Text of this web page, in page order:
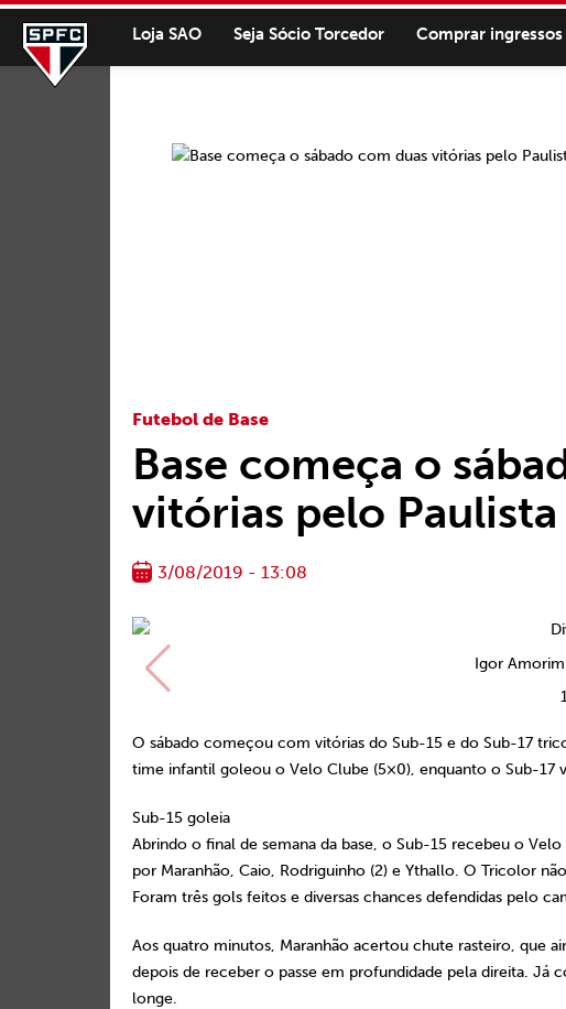
Loja SAO Seja Sócio Torcedor Comprar ingressos
Futebol de Base
Base começa o
vitórias pelo Paulista
3/08/2019 - 13:08
Igor
O sábado começou com vitórias do Sub-15 e do Sub-17
time infantil goleou o Velo Clube (5×0), enquanto o Sub-17
Sub-15 goleia
Abrindo o final de semana da base, o Sub-15 recebeu o
por Maranhão, Caio, Rodriguinho (2) e Ythallo. O Tricolor
Foram três gols feitos e diversas chances defendidas pelo
Aos quatro minutos, Maranhão acertou chute rasteiro, que
depois de receber o passe em profundidade pela direita.
longe.